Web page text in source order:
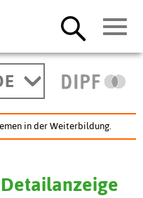
in der Weiterbildung.